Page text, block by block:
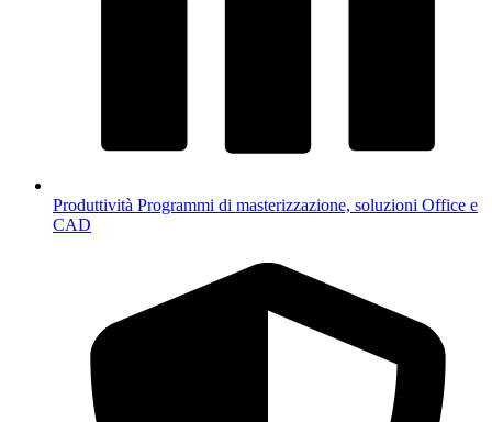
Produttività Programmi di masterizzazione, soluzioni Office e
CAD